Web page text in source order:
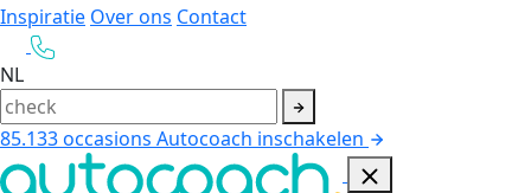
Inspiratie Over ons Contact
NL
85.133occasions Autocoach inschakelen